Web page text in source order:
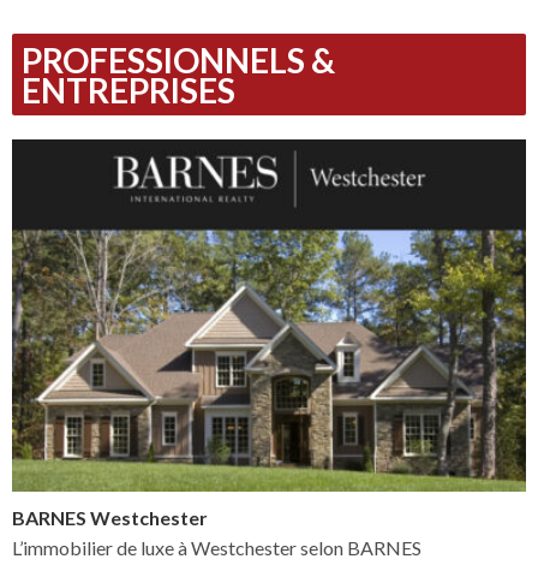
PROFESSIONNELS &
ENTREPRISES
BARNES Westchester
L’immobilier de luxe à Westchester selon BARNES